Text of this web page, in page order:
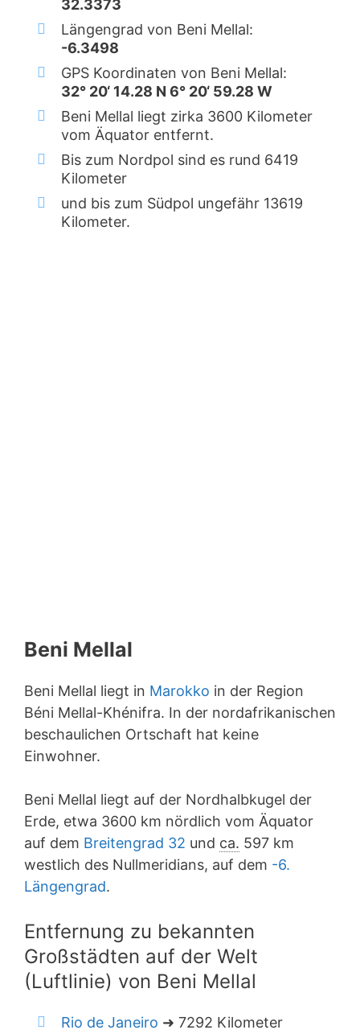
32.3373
Längengrad von Beni Mellal:
-6.3498
GPS Koordinaten von Beni Mellal:
32° 20‘ 14.28 N 6° 20‘ 59.28 W
Beni Mellal liegt zirka 3600 Kilometer
vom Äquator entfernt.
Bis zum Nordpol sind es rund 6419
Kilometer
und bis zum Südpol ungefähr 13619
Kilometer.
Beni Mellal
Beni Mellal liegt in Marokko in der Region
Béni Mellal-Khénifra. In der nordafrikanischen
beschaulichen Ortschaft hat keine
Einwohner.
Beni Mellal liegt auf der Nordhalbkugel der
Erde, etwa 3600 km nördlich vom Äquator
auf dem Breitengrad 32 und ca. 597 km
westlich des Nullmeridians, auf dem -6.
Längengrad.
Entfernung zu bekannten
Großstädten auf der Welt
(Luftlinie) von Beni Mellal
Rio de Janeiro ➜ 7292 Kilometer